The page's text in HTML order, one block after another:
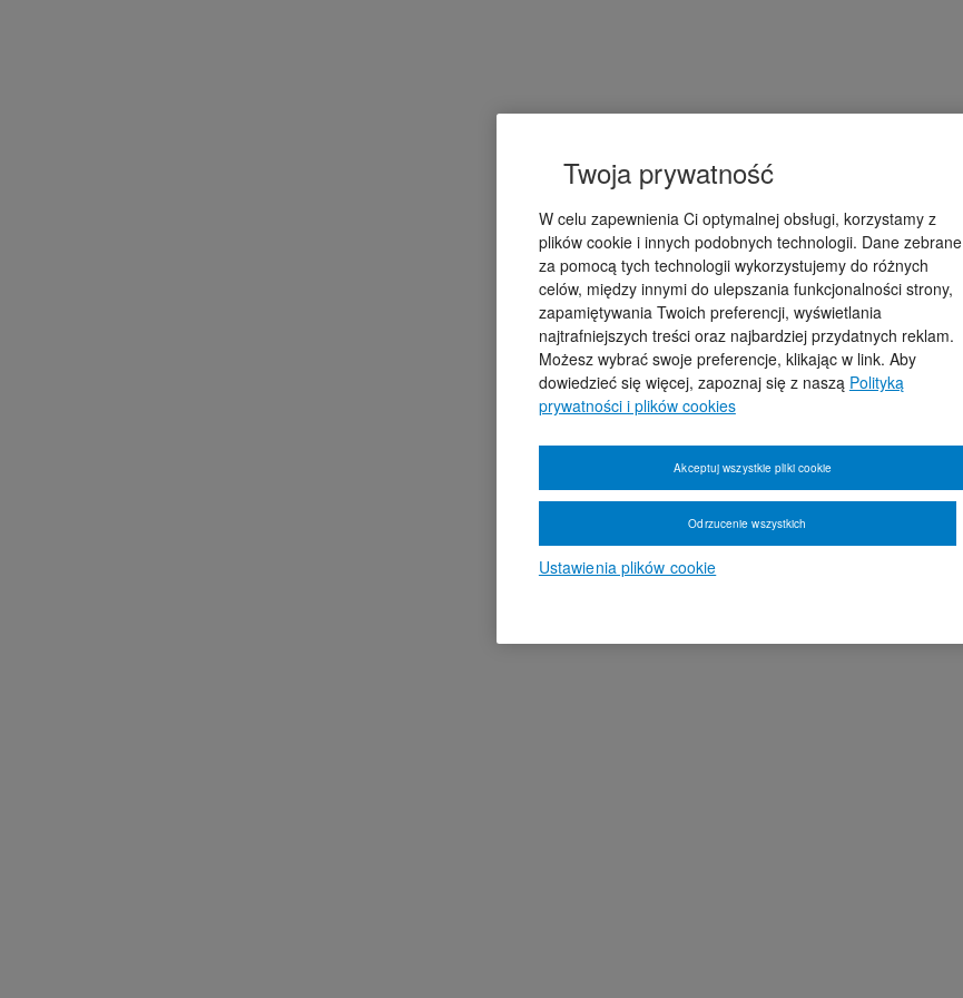
Twoja prywatność
W celu zapewnienia Ci optymalnej obsługi, korzystamy z
plików cookie i innych podobnych technologii. Dane zebrane
za pomocą tych technologii wykorzystujemy do różnych
celów, między innymi do ulepszania funkcjonalności strony,
zapamiętywania Twoich preferencji, wyświetlania
najtrafniejszych treści oraz najbardziej przydatnych reklam.
Możesz wybrać swoje preferencje, klikając w link. Aby
dowiedzieć się więcej, zapoznaj się z naszą Polityką
prywatności i plików cookies
Ustawienia plików cookie
Odrzucenie wszystkich
Akceptuj wszystkie pliki cookie